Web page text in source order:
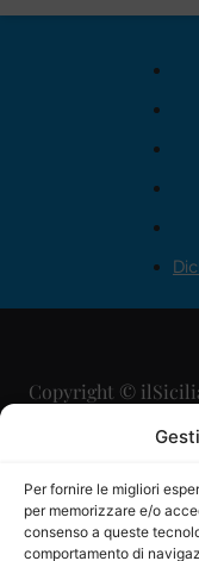
Per fornire le migliori
per memorizzare e/o
consenso a queste
comportamento di
Copyright ©
Direttore